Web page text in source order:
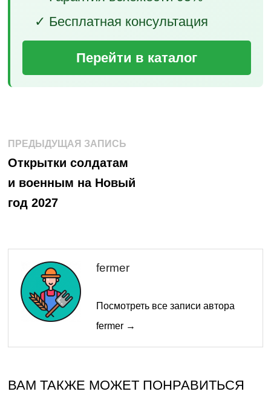
✓ Бесплатная консультация
Перейти в каталог
Навигация
по
записям
ПРЕДЫДУЩАЯ ЗАПИСЬПредыдущая
запись:
Открытки солдатам
и военным на Новый
год 2027
fermer
Посмотреть все записи автора
fermer →
ВАМ ТАКЖЕ МОЖЕТ ПОНРАВИТЬСЯ